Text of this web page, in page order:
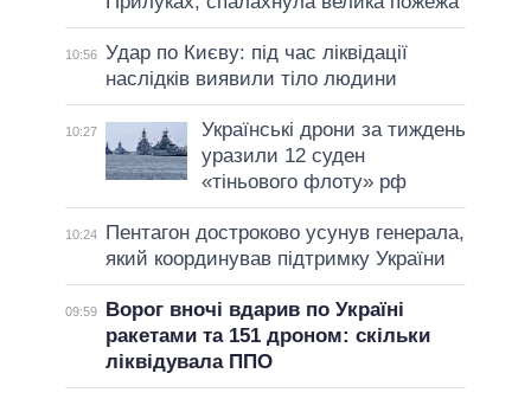
10:56 Удар по Києву: під час ліквідації
наслідків виявили тіло людини
10:27
Українські дрони за тиждень
уразили 12 суден
«тіньового флоту» рф
10:24
Пентагон достроково усунув генерала,
який координував підтримку України
09:59
Ворог вночі вдарив по Україні
ракетами та 151 дроном: скільки
ліквідувала ППО